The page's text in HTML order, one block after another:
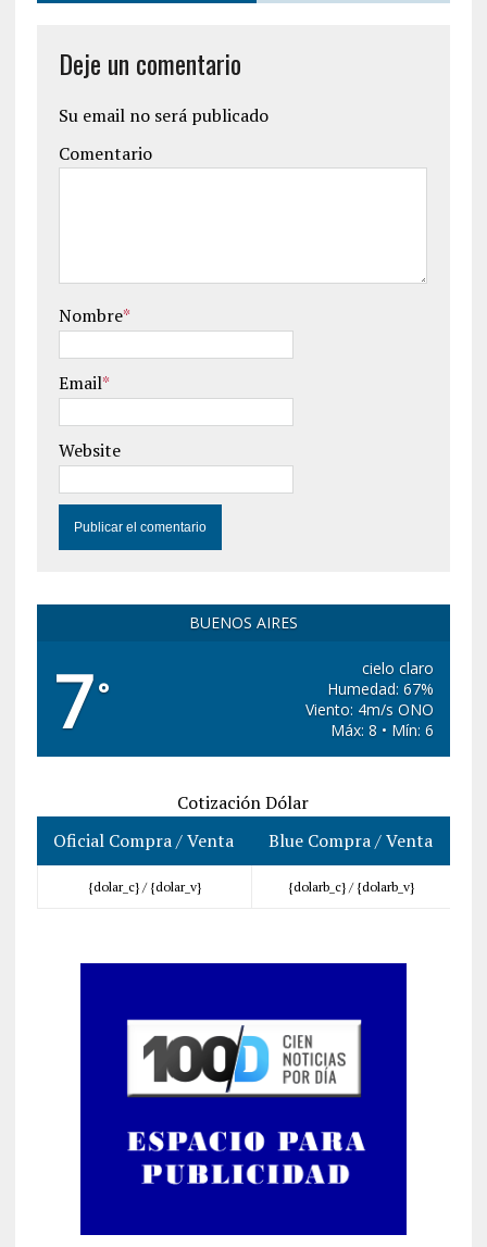
Deje un comentario
Su email no será publicado
Comentario
Nombre*
Email*
Website
BUENOS AIRES
7°
cielo claro
Humedad: 67%
Viento: 4m/s ONO
Máx: 8 • Mín: 6
Cotización Dólar
Oficial Compra / Venta
Blue Compra / Venta
{dolar_c} / {dolar_v} {dolarb_c} / {dolarb_v}